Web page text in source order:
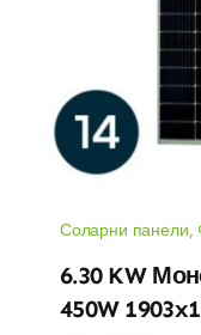
Соларни панели,
6.30 KW
450W